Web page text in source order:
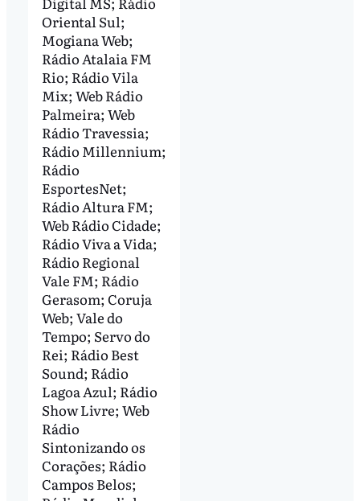
Oriental Sul;
Mogiana Web;
Rádio Atalaia FM
Rio; Rádio Vila
Mix; Web Rádio
Palmeira; Web
Rádio Travessia;
Rádio Millennium;
Rádio
EsportesNet;
Rádio Altura FM;
Web Rádio Cidade;
Rádio Viva a Vida;
Rádio Regional
Vale FM; Rádio
Gerasom; Coruja
Web; Vale do
Tempo; Servo do
Rei; Rádio Best
Sound; Rádio
Lagoa Azul; Rádio
Show Livre; Web
Rádio
Sintonizando os
Corações; Rádio
Campos Belos;